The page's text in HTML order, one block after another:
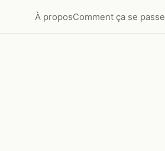
À proposComment ça se passe